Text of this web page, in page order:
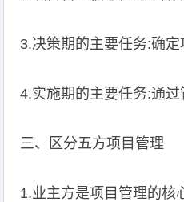
3.决策期的主要任务:确
4.实施期的主要任务:通过
三、区分五方项目管理
1.业主方是项目管理的核